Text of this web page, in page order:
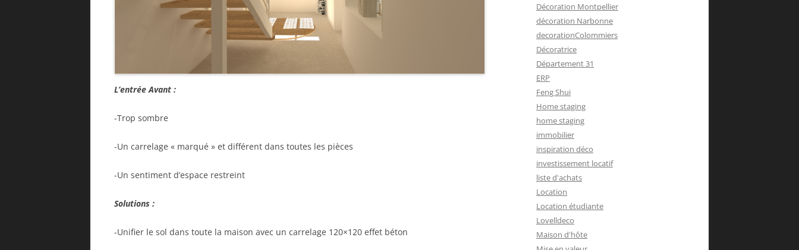
L’entrée Avant :
-Trop sombre
-Un carrelage « marqué » et différent dans toutes les pièces
-Un sentiment d’espace restreint
Solutions :
-Unifier le sol dans toute la maison avec un carrelage 120×120 effet béton
Décoration Montpellier
décoration Narbonne
decorationColommiers
Décoratrice
Département 31
ERP
Feng Shui
Home staging
home staging
immobilier
inspiration déco
investissement locatif
liste d'achats
Location
Location étudiante
Lovelldeco
Maison d'hôte